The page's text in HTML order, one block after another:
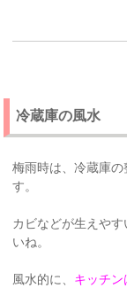
冷蔵庫の風水
梅雨時は、冷蔵庫
す。
カビなどが生えや
いね。
風水的に、 キッチ